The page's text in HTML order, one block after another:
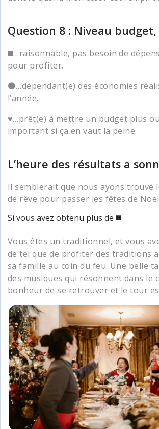
Question 8 : Niveau
◼️…raisonnable, pas besoin de
pour profiter.
⚫…dépendant(e) des économies
l’année.
♥️…prêt(e) à mettre un budget plus
important si ça en vaut la peine.
L’heure des résultats a
Il semblerait que nous ayons trouvé
de rêve pour passer les fêtes de
Si vous avez obtenu plus de ◼️
Vous êtes un traditionnel, et vous
de tel que de profiter des traditions
sa famille au coin du feu. Une belle
des musiques qui résonnent dans le
bonheur de se retrouver et le tour